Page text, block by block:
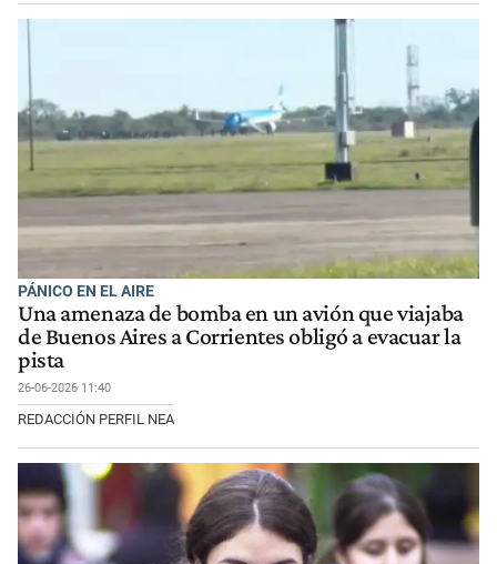
PÁNICO EN EL AIRE
Una amenaza de bomba en un avión que viajaba
de Buenos Aires a Corrientes obligó a evacuar la
pista
26-06-2026 11:40
REDACCIÓN PERFIL NEA